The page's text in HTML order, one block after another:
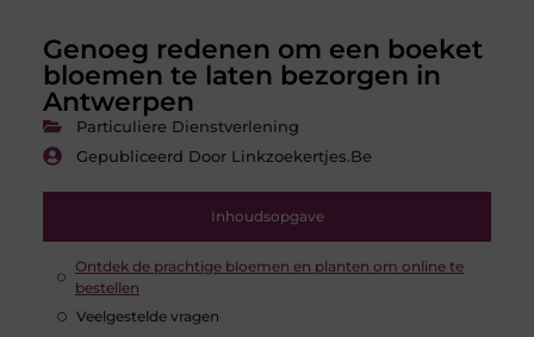
Genoeg redenen om een boeket
bloemen te laten bezorgen in
Antwerpen
Particuliere Dienstverlening
Gepubliceerd Door Linkzoekertjes.be
Inhoudsopgave
Ontdek de prachtige bloemen en planten om online te
bestellen
Veelgestelde vragen